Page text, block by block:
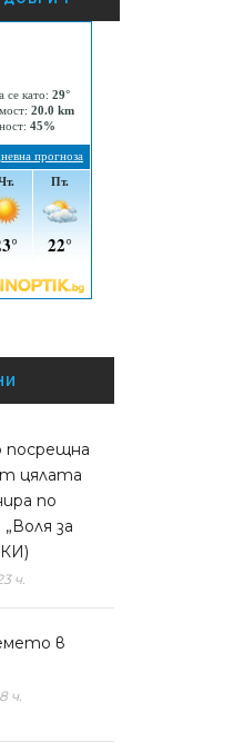
посрещна
цялата
по
за
ч.
в
ч.